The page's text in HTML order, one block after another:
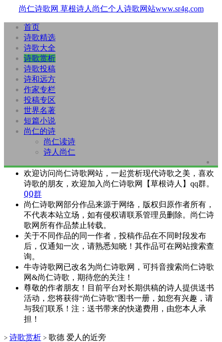
尚仁诗歌网 草根诗人尚仁个人诗歌网站www.sr4g.com
首页
诗歌精选
诗歌大全
诗歌赏析
诗歌投稿
诗和远方
作家专栏
投稿专区
世界名著
短篇小说
尚仁的诗
尚仁读诗
诗人尚仁
欢迎访问尚仁诗歌网站，一起赏析现代诗歌之美，喜欢
诗歌的朋友，欢迎加入尚仁诗歌网【草根诗人】qq群。
QQ群
尚仁诗歌网部分作品来源于网络，版权归原作者所有，
不代表本站立场，如有侵权请联系管理员删除。尚仁诗
歌网所有作品禁止转载。
关于不同作品的同一作者，投稿作品在不同时段发布
后，仅通知一次，请熟悉知晓！其作品可在网站搜索查
询。
牛寺诗歌网已改名为尚仁诗歌网，可抖音搜索尚仁诗歌
网&尚仁诗歌，期待您的关注！
尊敬的作者朋友！目前平台对长期供稿的诗人提供送书
活动，您将获得“尚仁诗歌”图书一册，如您有兴趣，请
与我们联系！注：送书带来的快递费用，由您本人承
担！
> 诗歌赏析 > 歌德 爱人的近旁